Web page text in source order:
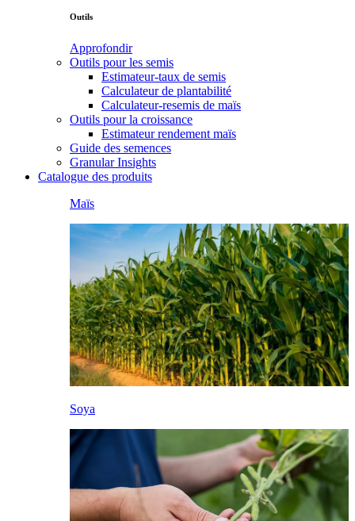
Outils
Approfondir
Outils pour les semis
Estimateur-taux de semis
Calculateur de plantabilité
Calculateur-resemis de maïs
Outils pour la croissance
Estimateur rendement maïs
Guide des semences
Granular Insights
Catalogue des produits
Maïs
Soya